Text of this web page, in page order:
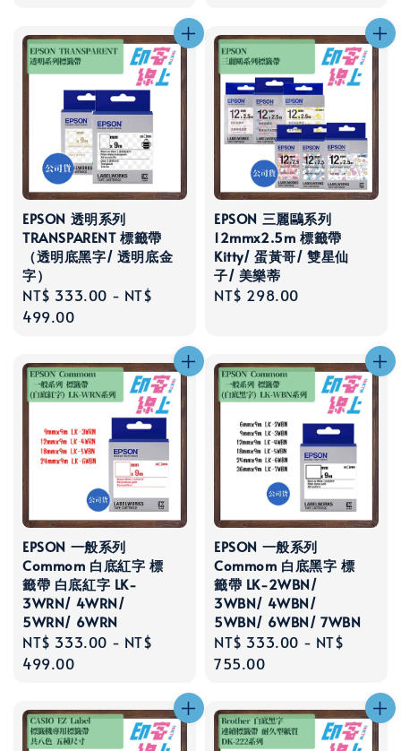
EPSON 透明系列
TRANSPARENT 標籤帶
（透明底黑字/ 透明底金
字）
Regular
price
NT$ 333.00 - NT$
499.00
EPSON 三麗鷗系列
12mmx2.5m 標籤帶
Kitty/ 蛋黃哥/ 雙星仙
子/ 美樂蒂
Regular
NT$ 298.00
EPSON 一般系列
Commom 白底紅字 標
籤帶 白底紅字 LK-
3WRN/ 4WRN/
5WRN/ 6WRN
Regular
price
NT$ 333.00 - NT$
499.00
EPSON 一般系列
Commom 白底黑字 標
籤帶 LK-2WBN/
3WBN/ 4WBN/
5WBN/ 6WBN/ 7WBN
Regular
price
NT$ 333.00 - NT$
755.00